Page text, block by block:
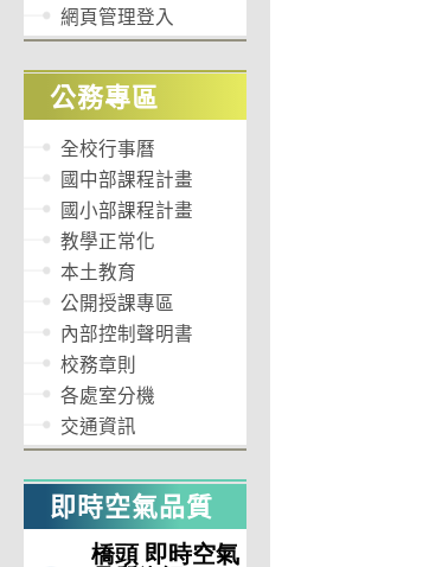
網頁管理登入
公務專區
全校行事曆
國中部課程計畫
國小部課程計畫
教學正常化
本土教育
公開授課專區
內部控制聲明書
校務章則
各處室分機
交通資訊
即時空氣品質